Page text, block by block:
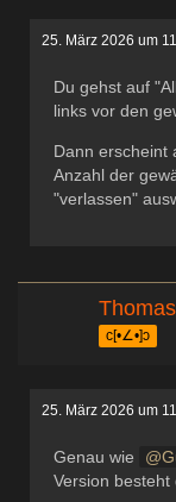
25. März 2026 um
Du gehst auf
links vor den
Dann erscheint
Anzahl der
"verlassen"
Thomas
c[•∠•]ɔ
25. März 2026 um
Genau wie
Version besteht